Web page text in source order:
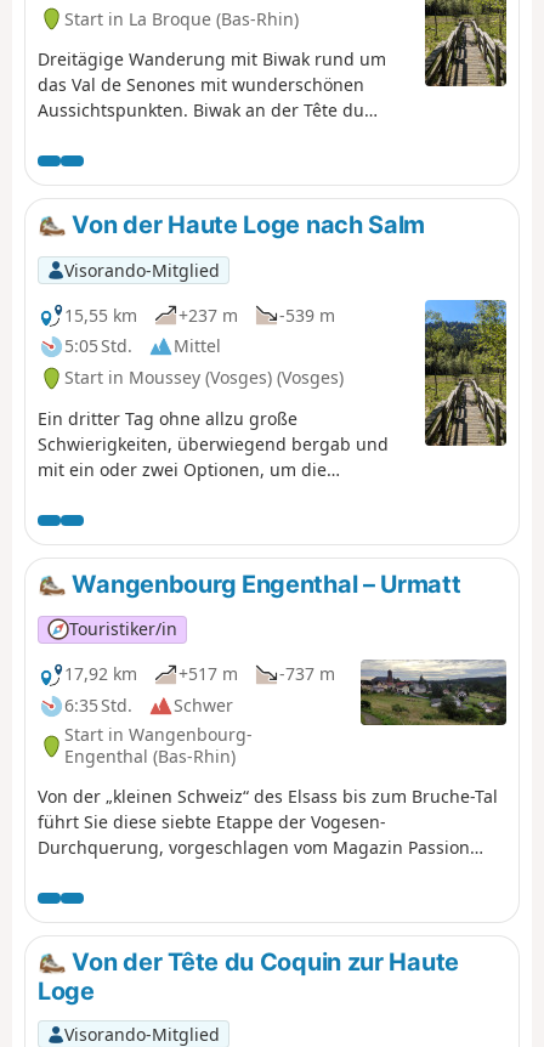
Start in La Broque (Bas-Rhin)
Dreitägige Wanderung mit Biwak rund um
das Val de Senones mit wunderschönen
Aussichtspunkten. Biwak an der Tête du
Von der Haute Loge nach Salm
Visorando-Mitglied
15,55 km
+237 m
-539 m
5:05 Std.
Mittel
Start in Moussey (Vosges) (Vosges)
Ein dritter Tag ohne allzu große
Schwierigkeiten, überwiegend bergab und
mit ein oder zwei Optionen, um die
Wangenbourg Engenthal – Urmatt
Touristiker/in
17,92 km
+517 m
-737 m
6:35 Std.
Schwer
Start in Wangenbourg-
Engenthal (Bas-Rhin)
Von der „kleinen Schweiz“ des Elsass bis zum Bruche-Tal
führt Sie diese siebte Etappe der Vogesen-
Durchquerung, vorgeschlagen vom Magazin Passion
wilden Höhen des Schneebergs und lässt Sie die Burgen
und den Wasserfall Cascade du Nideck zwischen
Wangenbourg-Engenthal und Urmatt entdecken. Eine
Etappe, erzählt von Romain Gascon. Die gesamte Strecke
folgt dem „Roten Rechteck“, sofern nicht anders
angegeben.
Von der Tête du Coquin zur Haute
Loge
Visorando-Mitglied